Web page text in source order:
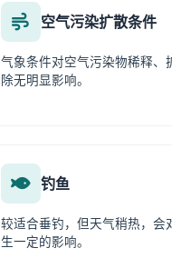
空气污染扩散条件
气象条件对空气污染物稀释、
除无明显影响。
钓鱼
较适合垂钓，但天气稍热，会
生一定的影响。